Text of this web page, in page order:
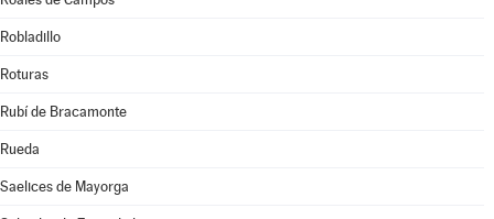
Robladillo
Roturas
Rubí de Bracamonte
Rueda
Saelices de Mayorga